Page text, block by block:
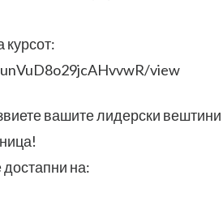
курсот:
view
вашите лидерски
на: